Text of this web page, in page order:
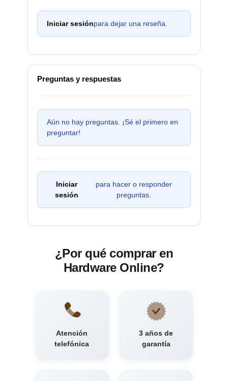
Iniciar sesiónpara dejar una reseña.
Preguntas y respuestas
Aún no hay preguntas. ¡Sé el primero en
preguntar!
Iniciar
sesión
para hacer o responder
preguntas.
¿Por qué comprar en
Hardware Online?
Atención
telefónica
3 años de
garantía